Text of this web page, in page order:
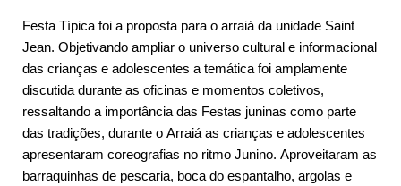
Festa Típica foi a proposta para o arraiá da unidade Saint
Jean. Objetivando ampliar o universo cultural e informacional
das crianças e adolescentes a temática foi amplamente
discutida durante as oficinas e momentos coletivos,
ressaltando a importância das Festas juninas como parte
das tradições, durante o Arraiá as crianças e adolescentes
apresentaram coreografias no ritmo Junino. Aproveitaram as
barraquinhas de pescaria, boca do espantalho, argolas e